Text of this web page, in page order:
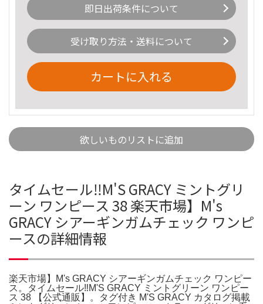
即日出荷条件について
受け取り方法・送料について
カートに入れる
欲しいものリストに追加
タイムセール‼️M'S GRACY ミントグリ
ーン ワンピース 38 楽天市場】M's
GRACY シアーギンガムチェック ワンピ
ースの詳細情報
楽天市場】M's GRACY シアーギンガムチェック ワンピー
ス。タイムセール‼️M'S GRACY ミントグリーン ワンピー
ス 38 【公式通販】。タグ付き M'S GRACY カタログ掲載